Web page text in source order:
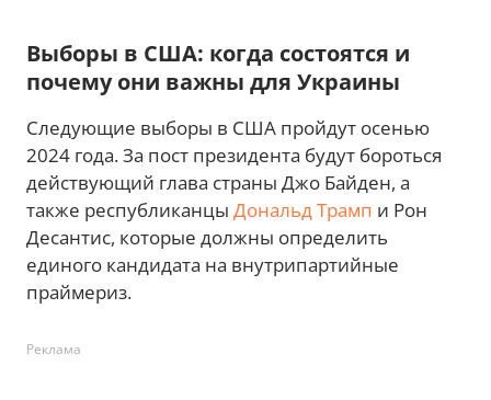
Выборы в США: когда состоятся и
почему они важны для Украины
Следующие выборы в США пройдут осенью
2024 года. За пост президента будут бороться
действующий глава страны Джо Байден, а
также республиканцы Дональд Трамп и Рон
Десантис, которые должны определить
единого кандидата на внутрипартийные
праймериз.
Реклама